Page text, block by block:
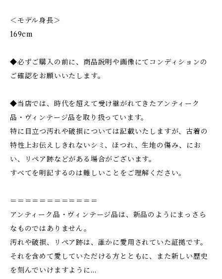
＜モデル身長＞
169cm
◆必ずご購入の前に、商品説明や画像にてコンディションの
ご確認をお願いいたします。
◆当店では、時代を超えて受け継がれてきたアンティーク
品・ヴィンテージ品を取り扱っています。
特に目立つ汚れや破損については記載いたしますが、古着の
特性上お伝えしきれないシミ、ほつれ、生地の傷み、にお
い、リペア跡などがある場合がございます。
すべてを明記するのは難しいことをご理解ください。
＝＝＝＝＝＝＝＝＝＝＝＝
アンティーク品・ヴィンテージ品は、新品のようにまっさら
なものではありません。
汚れや破損、リペア跡は、誰かに愛用されていた証拠です。
それを含めて愛していただける方とともに、また新しい歴史
を刻んでいけますように…